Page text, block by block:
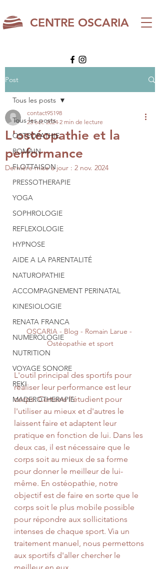
CENTRE OSCARIA
Post
Tous les posts
OSTEOPATHIE
ROMAIN
FLOTTAISON
PRESSOTHERAPIE
YOGA
SOPHROLOGIE
REFLEXOLOGIE
HYPNOSE
AIDE A LA PARENTALITÉ
NATUROPATHIE
ACCOMPAGNEMENT PERINATAL
KINESIOLOGIE
RENATA FRANCA
NUMEROLOGIE
NUTRITION
VOYAGE SONORE
REKI
MADEROTHERAPIE
Tous les posts
L'ostéopathie et la
performance
contact95198
23 oct. 2024 2 min de lecture
Dernière mise à jour : 2 nov. 2024
OSCARIA - Blog - Romain Larue -
Ostéopathie et sport
L'outil principal des sportifs pour
réaliser leur performance est leur
corps. Certains l'étudient pour
l'utiliser au mieux et d'autres le
laissent faire et adaptent leur
pratique en fonction de lui. Dans les
deux cas, il est nécessaire que le
corps soit au mieux de sa forme
pour donner le meilleur de lui-
même. En ostéopathie, notre
objectif est de faire en sorte que le
corps soit le plus mobile possible
pour répondre aux sollicitations
intenses de chaque sport. Via un
traitement manuel, nous permettons
aux sportifs d'aller chercher le